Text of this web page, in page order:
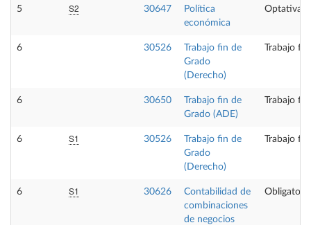
5 S2 30647
Política
económica
Optativa
6 30526
Trabajo fin de
Grado
(Derecho)
Trabajo
6 30650
Trabajo fin de
Grado (ADE)
Trabajo
6 S1 30526
Trabajo fin de
Grado
(Derecho)
Trabajo
6 S1 30626
Contabilidad de
combinaciones
de negocios
Obligatoria